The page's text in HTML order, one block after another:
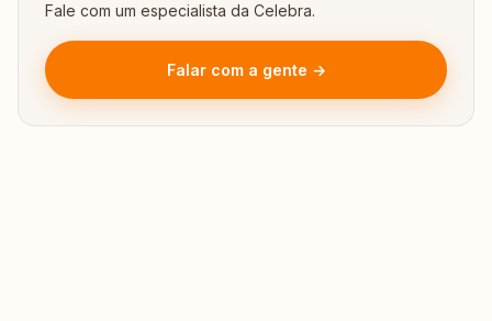
Fale com um especialista da Celebra.
Falar com a gente →